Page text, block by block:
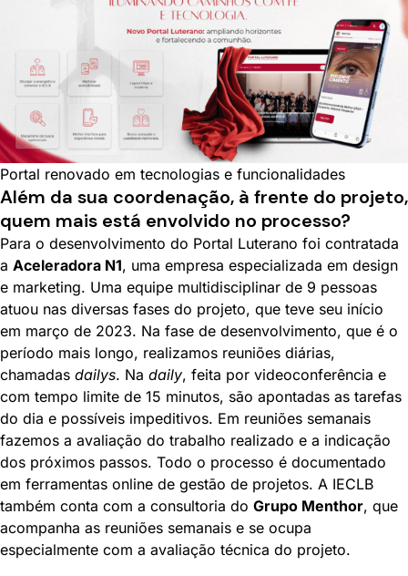
Portal renovado em tecnologias e funcionalidades
Além da sua coordenação, à frente do projeto,
quem mais está envolvido no processo?
Para o desenvolvimento do Portal Luterano foi contratada
a Aceleradora N1, uma empresa especializada em design
e marketing. Uma equipe multidisciplinar de 9 pessoas
atuou nas diversas fases do projeto, que teve seu início
em março de 2023. Na fase de desenvolvimento, que é o
período mais longo, realizamos reuniões diárias,
chamadas dailys. Na daily, feita por videoconferência e
com tempo limite de 15 minutos, são apontadas as tarefas
do dia e possíveis impeditivos. Em reuniões semanais
fazemos a avaliação do trabalho realizado e a indicação
dos próximos passos. Todo o processo é documentado
em ferramentas online de gestão de projetos. A IECLB
também conta com a consultoria do Grupo Menthor, que
acompanha as reuniões semanais e se ocupa
especialmente com a avaliação técnica do projeto.